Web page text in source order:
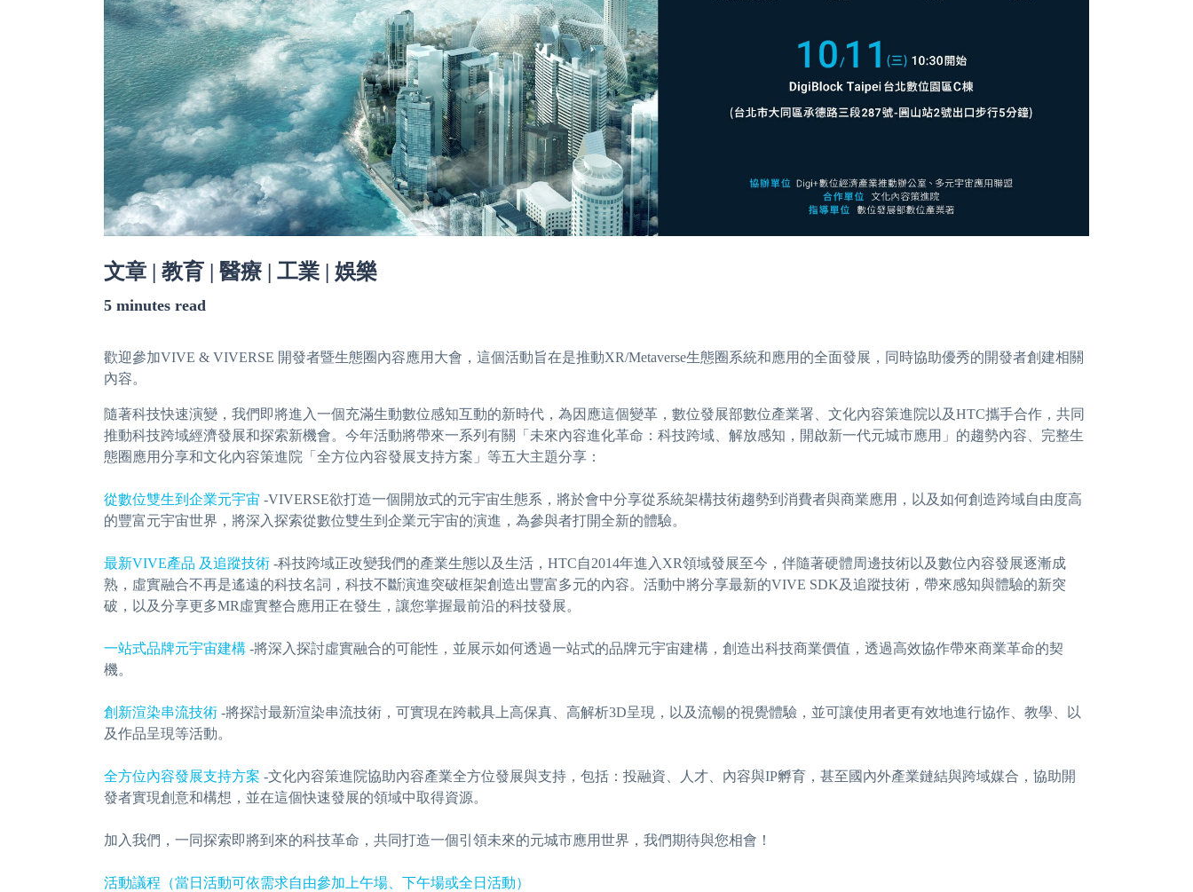
文章 | 教育 | 醫療 | 工業 | 娛樂
5 minutes read
歡迎參加VIVE & VIVERSE 開發者暨生態圈內容應用大會，這個活動旨在是推動XR/Metaverse生態圈系統和應用的全面發展，同時協助優秀的開發者創建相關
內容。
隨著科技快速演變，我們即將進入一個充滿生動數位感知互動的新時代，為因應這個變革，數位發展部數位產業署、文化內容策進院以及HTC攜手合作，共同
推動科技跨域經濟發展和探索新機會。今年活動將帶來一系列有關「未來內容進化革命：科技跨域、解放感知，開啟新一代元城市應用」的趨勢內容、完整生
態圈應用分享和文化內容策進院「全方位內容發展支持方案」等五大主題分享：
從數位雙生到企業元宇宙 -VIVERSE欲打造一個開放式的元宇宙生態系，將於會中分享從系統架構技術趨勢到消費者與商業應用，以及如何創造跨域自由度高
的豐富元宇宙世界，將深入探索從數位雙生到企業元宇宙的演進，為參與者打開全新的體驗。
最新VIVE產品 及追蹤技術 -科技跨域正改變我們的產業生態以及生活，HTC自2014年進入XR領域發展至今，伴隨著硬體周邊技術以及數位內容發展逐漸成
熟，虛實融合不再是遙遠的科技名詞，科技不斷演進突破框架創造出豐富多元的內容。活動中將分享最新的VIVE SDK及追蹤技術，帶來感知與體驗的新突
破，以及分享更多MR虛實整合應用正在發生，讓您掌握最前沿的科技發展。
一站式品牌元宇宙建構 -將深入探討虛實融合的可能性，並展示如何透過一站式的品牌元宇宙建構，創造出科技商業價值，透過高效協作帶來商業革命的契
機。
創新渲染串流技術 -將探討最新渲染串流技術，可實現在跨載具上高保真、高解析3D呈現，以及流暢的視覺體驗，並可讓使用者更有效地進行協作、教學、以
及作品呈現等活動。
全方位內容發展支持方案 -文化內容策進院協助內容產業全方位發展與支持，包括：投融資、人才、內容與IP孵育，甚至國內外產業鏈結與跨域媒合，協助開
發者實現創意和構想，並在這個快速發展的領域中取得資源。
加入我們，一同探索即將到來的科技革命，共同打造一個引領未來的元城市應用世界，我們期待與您相會！
活動議程（當日活動可依需求自由參加上午場、下午場或全日活動）